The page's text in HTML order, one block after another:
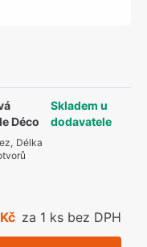
Déco
, Délka
Skladem u
dodavatele
za 1 ks bez DPH